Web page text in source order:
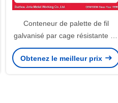
Conteneur de palette de fil
galvanisé par cage résistante de
fil sans roues
Obtenez le meilleur prix